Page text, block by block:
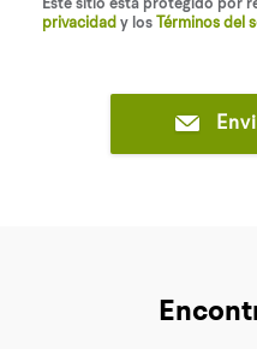
Este sitio está protegido por
privacidad y los Términos del